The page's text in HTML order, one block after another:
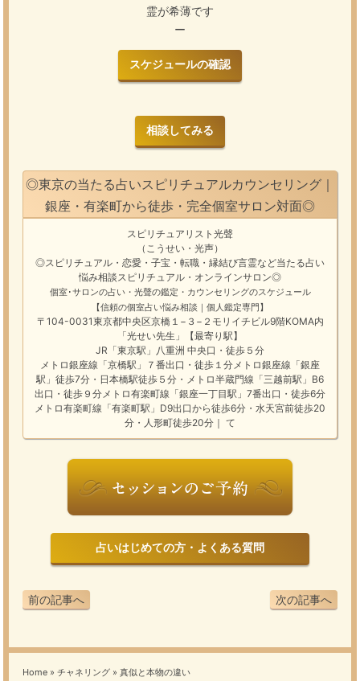
霊が希薄です
ー
スケジュールの確認
相談してみる
◎東京の当たる占いスピリチュアルカウンセリング｜
銀座・有楽町から徒歩・完全個室サロン対面◎
スピリチュアリスト光聲
（こうせい・光声）
◎スピリチュアル・恋愛・子宝・転職・縁結び言霊など当たる占い
悩み相談スピリチュアル・オンラインサロン◎
個室･サロンの占い・光聲の鑑定・カウンセリングのスケジュール
【信頼の個室占い悩み相談｜個人鑑定専門】
〒104-0031東京都中央区京橋１−３−２モリイチビル9階KOMA内
「光せい先生」【最寄り駅】
JR「東京駅」八重洲 中央口・徒歩５分
メトロ銀座線「京橋駅」７番出口・徒歩１分メトロ銀座線「銀座
駅」徒歩7分・日本橋駅徒歩５分・メトロ半蔵門線「三越前駅」B6
出口・徒歩９分メトロ有楽町線「銀座一丁目駅」7番出口・徒歩6分
メトロ有楽町線「有楽町駅」D9出口から徒歩6分・水天宮前徒歩20
分・人形町徒歩20分｜ て
占いはじめての方・よくある質問
次の記事へ
前の記事へ
Home » チャネリング » 真似と本物の違い